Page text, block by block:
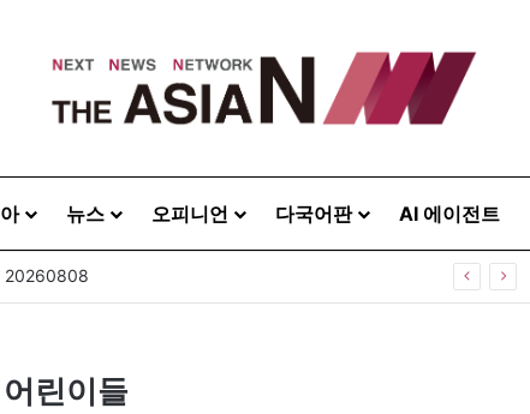
뉴스 오피니언 다국어판 AI 에이전트
20260808
린이들